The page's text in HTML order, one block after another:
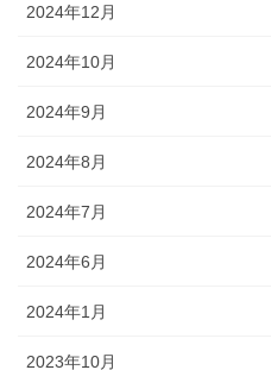
2024年12月
2024年10月
2024年9月
2024年8月
2024年7月
2024年6月
2024年1月
2023年10月